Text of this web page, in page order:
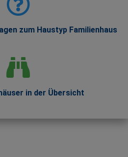
zum Haustyp Familienhaus
in der Übersicht